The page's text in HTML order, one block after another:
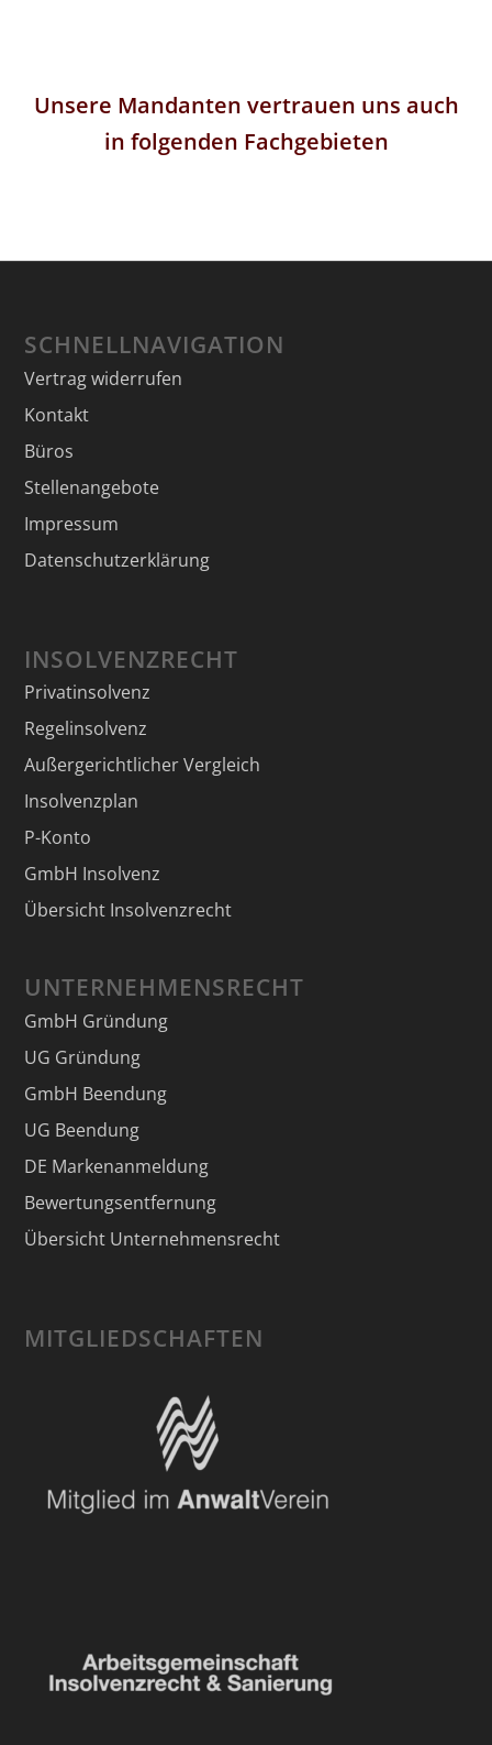
Unsere Mandanten vertrauen uns auch
in folgenden Fachgebieten
SCHNELLNAVIGATION
Vertrag widerrufen
Kontakt
Büros
Stellenangebote
Impressum
Datenschutzerklärung
INSOLVENZRECHT
Privatinsolvenz
Regelinsolvenz
Außergerichtlicher Vergleich
Insolvenzplan
P-Konto
GmbH Insolvenz
Übersicht Insolvenzrecht
UNTERNEHMENSRECHT
GmbH Gründung
UG Gründung
GmbH Beendung
UG Beendung
DE Markenanmeldung
Bewertungsentfernung
Übersicht Unternehmensrecht
MITGLIEDSCHAFTEN